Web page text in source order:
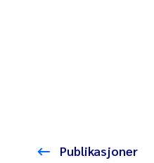
Publikasjoner